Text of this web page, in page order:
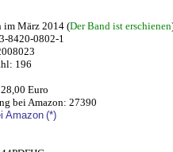
im März 2014 (Der Band ist erschienen
8420-0802-1
196
Euro
bei Amazon: 27390
Amazon (*)